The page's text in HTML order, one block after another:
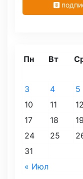
Пн Вт
« Июл
3
4 5
10
11 12
17
18 19
24
25
31